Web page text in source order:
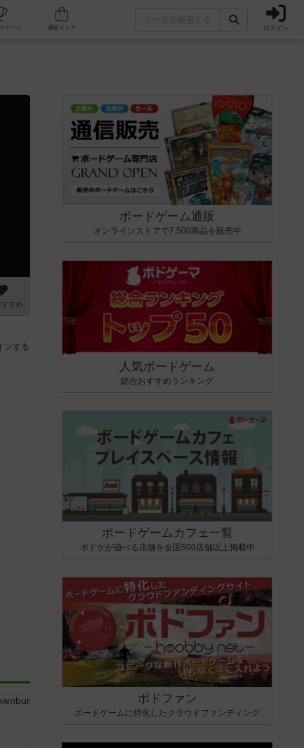
/店舗 人気ボードゲーム ログイン
すすめ
ンする
ボードゲーム通販
オンラインストアで7,500商品を販売中
人気ボードゲーム
総合おすすめランキング
ボードゲームカフェ一覧
ボドゲが遊べる店舗を全国500店舗以上掲載中
ボドファン
ボードゲームに特化したクラウドファンディング